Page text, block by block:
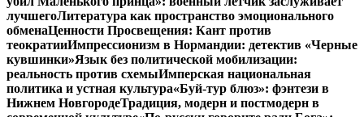
лучшегоЛитература как пространство эмоционального
обменаЦенности Просвещения: Кант против
теократииИмпрессионизм в Нормандии: детектив «Черные
кувшинки»Язык без политической мобилизации:
реальность против схемыИмперская национальная
политика и устная культура«Буй-тур блюз»: фэнтези в
Нижнем НовгородеТрадиция, модерн и постмодерн в